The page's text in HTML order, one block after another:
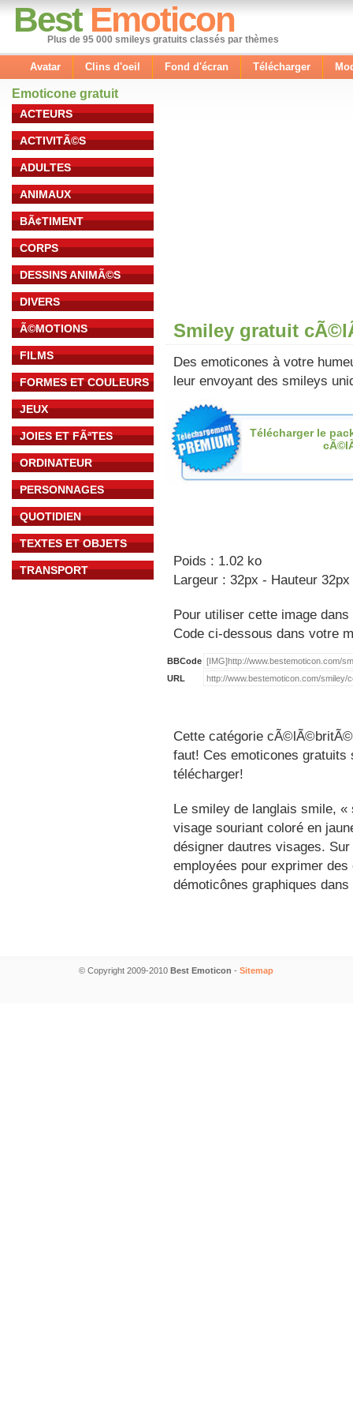
Best Emoticon
Plus de 95 000 smileys gratuits classés par thèmes
Avatar Clins d'oeil Fond d'écran Télécharger
Emoticone gratuit
ACTEURS
ACTIVITÃ©S
ADULTES
ANIMAUX
BÃ¢TIMENT
CORPS
DESSINS ANIMÃ©S
DIVERS
Ã©MOTIONS
FILMS
FORMES ET COULEURS
JEUX
JOIES ET FÃªTES
ORDINATEUR
PERSONNAGES
QUOTIDIEN
TEXTES ET OBJETS
TRANSPORT
Smiley gratuit
Des emoticones à votre
leur envoyant des smileys
Télécharger le
Poids : 1.02 ko
Largeur : 32px - Hauteur 32px
Pour utiliser cette image
Code ci-dessous dans votre
BBCode
URL
Cette catégorie
faut! Ces emoticones
télécharger!
Le smiley de langlais smile,
visage souriant coloré en
désigner dautres visages.
employées pour exprimer
démoticônes graphiques
© Copyright 2009-2010 Best Emoticon - Sitemap